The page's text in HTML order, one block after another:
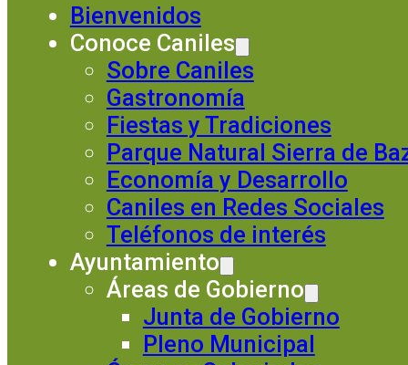
Bienvenidos
Conoce Caniles
Sobre Caniles
Gastronomía
Fiestas y Tradiciones
Parque Natural Sierra de
Economía y Desarrollo
Caniles en Redes Sociales
Teléfonos de interés
Ayuntamiento
Áreas de Gobierno
Junta de Gobierno
Pleno Municipal